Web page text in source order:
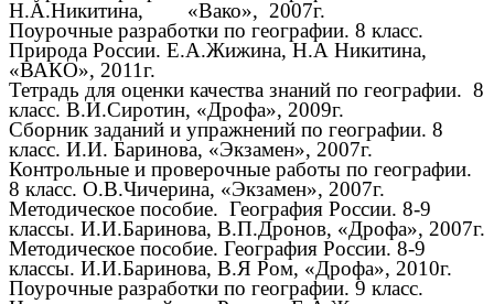
Н.А.Никитина, «Вако», 2007г.
Поурочные разработки по географии. 8 класс.
Природа России. Е.А.Жижина, Н.А Никитина,
«ВАКО», 2011г.
Тетрадь для оценки качества знаний по географии. 8
класс. В.И.Сиротин, «Дрофа», 2009г.
Сборник заданий и упражнений по географии. 8
класс. И.И. Баринова, «Экзамен», 2007г.
Контрольные и проверочные работы по географии.
8 класс. О.В.Чичерина, «Экзамен», 2007г.
Методическое пособие. География России. 8-9
классы. И.И.Баринова, В.П.Дронов, «Дрофа», 2007г.
Методическое пособие. География России. 8-9
классы. И.И.Баринова, В.Я Ром, «Дрофа», 2010г.
Поурочные разработки по географии. 9 класс.